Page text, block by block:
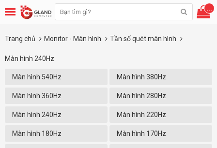
...
Trang chủ Monitor - Màn hình Tần số quét màn hình
Màn hình 240Hz
Màn hình 540Hz Màn hình 380Hz
Màn hình 360Hz Màn hình 280Hz
Màn hình 240Hz Màn hình 220Hz
Màn hình 180Hz Màn hình 170Hz